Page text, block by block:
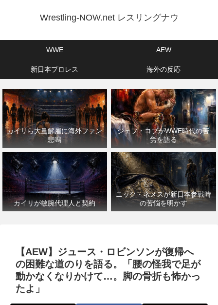
Wrestling-NOW.net レスリングナウ
WWE AEW
新日本プロレス 海外の反応
カイリら大量解雇に海外ファン
悲鳴
ジェフ・コブがWWE時代の苦
労を語る
カイリが敏腕代理人と契約
ニック・ネメスが新日本参戦時
の苦悩を明かす
【AEW】ジュース・ロビンソンが復帰へ
の困難な道のりを語る。「腰の怪我で足が
動かなくなりかけて…。脚の骨折も怖かっ
たよ」